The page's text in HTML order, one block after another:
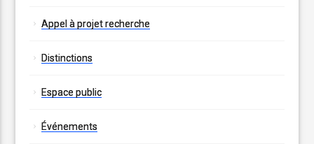
Appel à projet recherche
Distinctions
Espace public
Événements